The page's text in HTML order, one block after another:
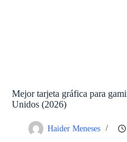
Mejor tarjeta gráfica para
Unidos (2026)
Haider Meneses